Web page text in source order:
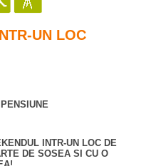
UN LOC
INTR-UN LOC DE
DE SOSEA SI CU O